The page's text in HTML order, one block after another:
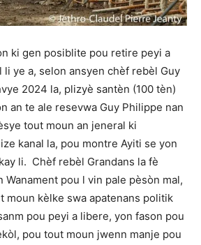
ki gen posiblite pou retire peyi a
ye a, selon ansyen chèf rebèl Guy
2024 la, plizyè santèn (100 tèn)
an te ale resevwa Guy Philippe nan
tout moun an jeneral ki
kanal la, pou montre Ayiti se yon
li. Chèf rebèl Grandans la fè
Wanament pou l vin pale pèsòn mal,
moun kèlke swa apatenans politik
pou peyi a libere, yon fason pou
pou tout moun jwenn manje pou